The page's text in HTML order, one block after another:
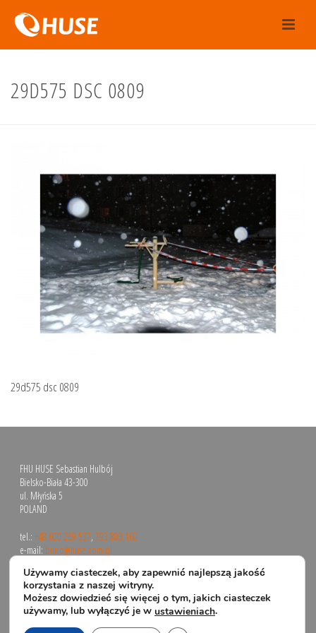
29D575 DSC 0809
29d575 dsc 0809
FHU HUSE Sebastian Hulbój
Bielsko-Biała 43-300
ul. Młyńska 5
POLAND
tel.:+48 600 269 537,793 803 160
e-mail: biuro@huse.com.pl
Używamy ciasteczek, aby zapewnić najlepszą jakość
korzystania z naszej witryny.
Możesz dowiedzieć się więcej o tym, jakich ciasteczek
używamy, lub wyłączyć je w ustawieniach.